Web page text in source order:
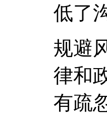
低了
规避
律和
有疏